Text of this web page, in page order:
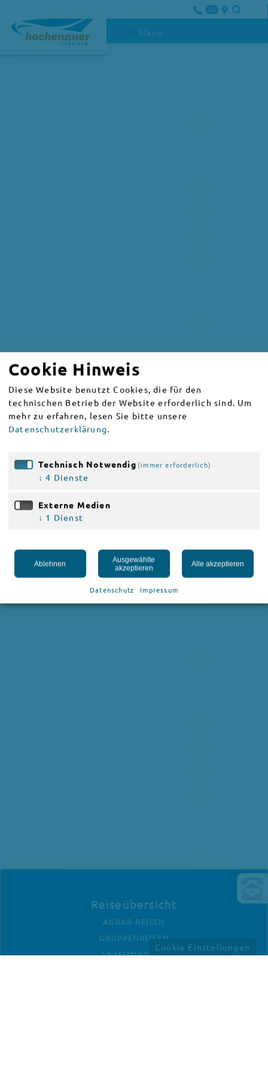
Reiseübersicht
AGRAR-REISEN
GRUPPENREISEN
AB MEMMINGEN
Cookie Hinweis
Diese Website benutzt Cookies, die für den
technischen Betrieb der Website erforderlich sind. Um
mehr zu erfahren, lesen Sie bitte unsere
Datenschutzerklärung.
Technisch Notwendig (immer erforderlich)
↓ 4 Dienste
Externe Medien
↓ 1 Dienst
Ablehnen
Ausgewählte
akzeptieren
Alle akzeptieren
Datenschutz Impressum
Cookie Einstellungen